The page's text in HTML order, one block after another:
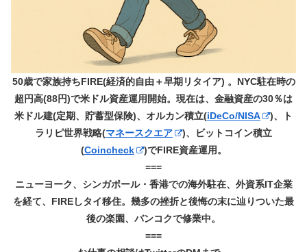
50歳で家族持ちFIRE(経済的自由＋早期リタイア) 。NYC駐在時の
超円高(88円)で米ドル資産運用開始。現在は、金融資産の30％は
米ドル建(定期、貯蓄型保険)、オルカン積立(iDeCo/NISA
)、ト
ラリピ世界戦略(マネースクエア
)、ビットコイン積立
(Coincheck
)でFIRE資産運用。
===
ニューヨーク、シンガポール・香港での海外駐在、外資系IT企業
を経て、FIREしタイ移住。幾多の挫折と後悔の末に辿りついた最
後の楽園、バンコクで修業中。
===